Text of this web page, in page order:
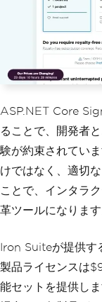
ASP.NET Core
ることで、開発者
験が約束されてい
けではなく、適切
ことで、インタラ
革ツールになります
Iron Suiteが提供す
製品ライセンスは
能セットを提供し